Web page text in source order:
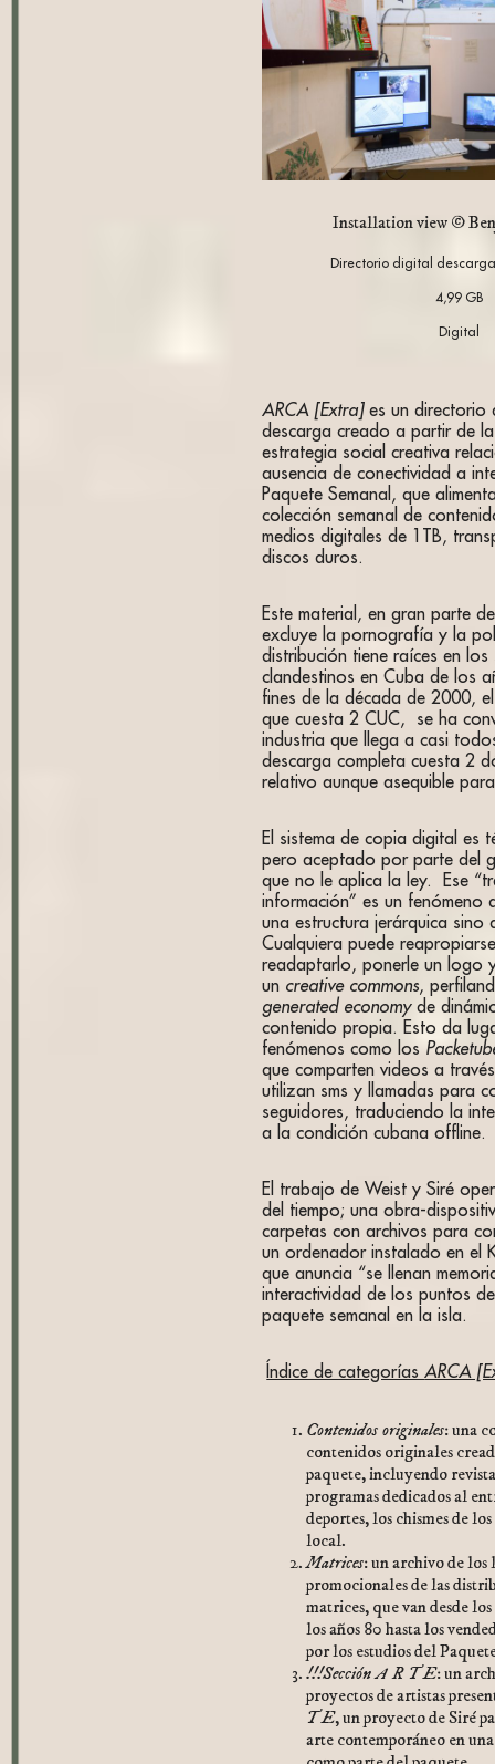
Installation view ©
Directorio digital
4,99 GB
Digital
ARCA [Extra]es un directorio
descarga creado a partir de
estrategia social creativa
ausencia de conectividad a
Paquete Semanal, que
colección semanal de
medios digitales de 1TB,
discos duros.
Este material, en gran parte
excluye la pornografía y la
distribución tiene raíces en los
clandestinos en Cuba de los
fines de la década de 2000,
que cuesta 2 CUC, se ha
industria que llega a casi
descarga completa cuesta 2
relativo aunque asequible
El sistema de copia digital es
pero aceptado por parte del
que no le aplica la ley. Ese
información” es un fenómeno
una estructura jerárquica sino
Cualquiera puede
readaptarlo, ponerle un logo
un creative commons,
generated economyde
contenido propia. Esto da
fenómenos como los
que comparten videos a
utilizan sms y llamadas para
seguidores, traduciendo la
a la condición cubana offline.
El trabajo de Weist y Siré
del tiempo; una obra-
carpetas con archivos para
un ordenador instalado en el
que anuncia “se llenan
interactividad de los puntos
paquete semanal en la isla.
Índice de categoríasARCA
Contenidos originales: una
contenidos originales
paquete, incluyendo
programas dedicados al
deportes, los chismes de
local.
Matrices: un archivo de los
promocionales de las
matrices, que van desde
los años 80 hasta los
por los estudios del
!!!Sección A R T E: un
proyectos de artistas
T E, un proyecto de Siré
arte contemporáneo en